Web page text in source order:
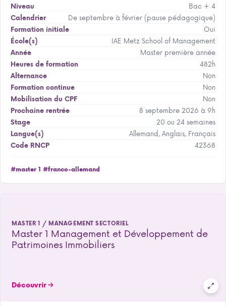
Niveau
Bac + 4
Calendrier
De septembre à février (pause pédagogique)
Formation initiale
Oui
École(s)
IAE Metz School of Management
Année
Master première année
Heures de formation
482h
Alternance
Non
Formation continue
Non
Mobilisation du CPF
Non
Prochaine rentrée
8 septembre 2026 à 9h
Stage
20 ou 24 semaines
Langue(s)
Allemand, Anglais, Français
Code RNCP
42368
#master 1 #franco-allemand
MASTER 1 / MANAGEMENT SECTORIEL
Master 1 Management et Développement de
Patrimoines Immobiliers
Découvrir